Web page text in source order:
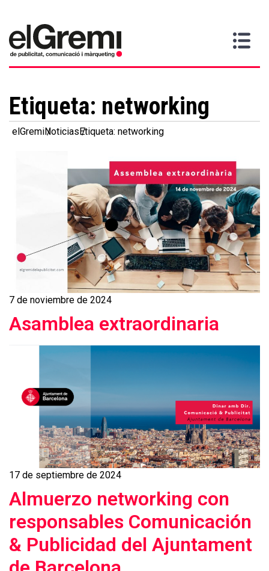
Inicio
Gremi Servicios
>
Contacta
Etiqueta: networking
elGremiNoticiasEtiqueta: networking
7 de noviembre de 2024
Asamblea extraordinaria
17 de septiembre de 2024
Almuerzo networking con
responsables Comunicación
& Publicidad del Ajuntament